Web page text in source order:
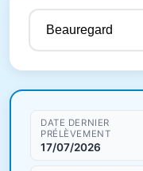
Résultats de
DATE DERNIER
PRÉLÈVEMENT
17/07/2026